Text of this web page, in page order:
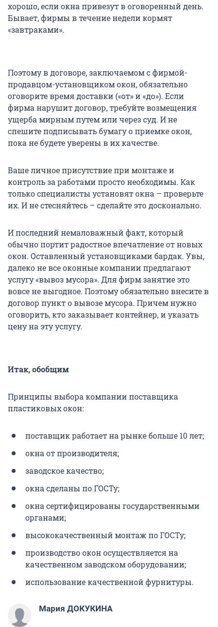
хорошо, если окна привезут в оговоренный день.
Бывает, фирмы в течение недели кормят
«завтраками».
Поэтому в договоре, заключаемом с фирмой-
продавцом-установщиком окон, обязательно
оговорите время доставки («от» и «до»). Если
фирма нарушит договор, требуйте возмещения
ущерба мирным путем или через суд. И не
спешите подписывать бумагу о приемке окон,
пока не будете уверены в их качестве.
Ваше личное присутствие при монтаже и
контроль за работами просто необходимы. Как
только специалисты установят окна – проверьте
их. И не стесняйтесь – сделайте это досконально.
И последний немаловажный факт, который
обычно портит радостное впечатление от новых
окон. Оставленный установщиками бардак. Увы,
далеко не все оконные компании предлагают
услугу «вывоз мусора». Для фирм занятие это
вовсе не выгодное. Поэтому обязательно внесите в
договор пункт о вывозе мусора. Причем нужно
оговорить, кто заказывает контейнер, и указать
цену на эту услугу.
Итак, обобщим
Принципы выбора компании поставщика
пластиковых окон:
поставщик работает на рынке больше 10 лет;
окна от производителя;
заводское качество;
окна сделаны по ГОСТу;
окна сертифицированы государственными
органами;
высококачественный монтаж по ГОСТу;
производство окон осуществляется на
качественном заводском оборудовании;
использование качественной фурнитуры.
Мария ДОКУКИНА